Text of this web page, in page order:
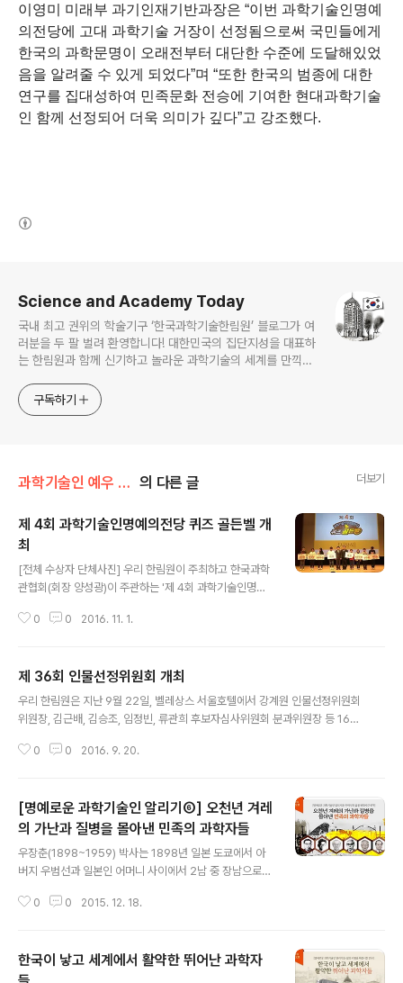
이영미 미래부 과기인재기반과장은 “이번 과학기술인명예
의전당에 고대 과학기술 거장이 선정됨으로써 국민들에게
한국의 과학문명이 오래전부터 대단한 수준에 도달해있었
음을 알려줄 수 있게 되었다”며 “또한 한국의 범종에 대한
연구를 집대성하여 민족문화 전승에 기여한 현대과학기술
인 함께 선정되어 더욱 의미가 깊다”고 강조했다.
Science and Academy Today
국내 최고 권위의 학술기구 ‘한국과학기술한림원’ 블로그가 여
러분을 두 팔 벌려 환영합니다! 대한민국의 집단지성을 대표하
는 한림원과 함께 신기하고 놀라운 과학기술의 세계를 만끽하
구독하기
과학기술인 예우 및 시상/과학기술인명예의전당 의 다른 글 더보기
제 4회 과학기술인명예의전당 퀴즈 골든벨 개
최
[전체 수상자 단체사진] 우리 한림원이 주최하고 한국과학
관협회(회장 양성광)이 주관하는 '제 4회 과학기술인명예
립중앙과학관(대전)에서 개최되었다. 대상인 미래창조과학
한림원장상은 강서영(대전글꽃초등학교 4학년), 임성실
(문경서중학교 1학년)에게, 우수상인 사단법인 한국과학관
협회장상은 정일영(대전삼육초등학교 6학년), 홍정한(문
민(문경서중학교 3학년)에게 돌아갔다. 퀴즈대회는 과학기
0 0 2016. 11. 1.
제 36회 인물선정위원회 개최
우리 한림원은 지난 9월 22일, 벨레상스 서울호텔에서 강계원 인물선정위원회
위원장, 김근배, 김승조, 임정빈, 류관희 후보자심사위원회 분과위원장 등 16인
한림원은, 공지 후 10월 28일까지 이의접수를 진행하여 헌정대상자를 최종확
과학기술인의 업적을 항구적으로 기리고 보전하여 과학기술인에게는 자긍심을,
청소년들에게는 과학정신을 부여하기 위해 추진하고 있는 사업이다.
0 0 2016. 9. 20.
[명예로운 과학기술인 알리기⑥] 오천년 겨레
의 가난과 질병을 몰아낸 민족의 과학자들
우장춘(1898~1959) 박사는 1898년 일본 도쿄에서 아
버지 우범선과 일본인 어머니 사이에서 2남 중 장남으로
6년 동경제국대학실과(전문대학)에 들어가 1919년 졸업
U’로 표기하는 것을 잊지 않았다. 조선인이라는 자신의 정
체성을 다지기 위해서였다. 우 박사는 졸업과 동시에 일본
0 0 2015. 12. 18.
한국이 낳고 세계에서 활약한 뛰어난 과학자